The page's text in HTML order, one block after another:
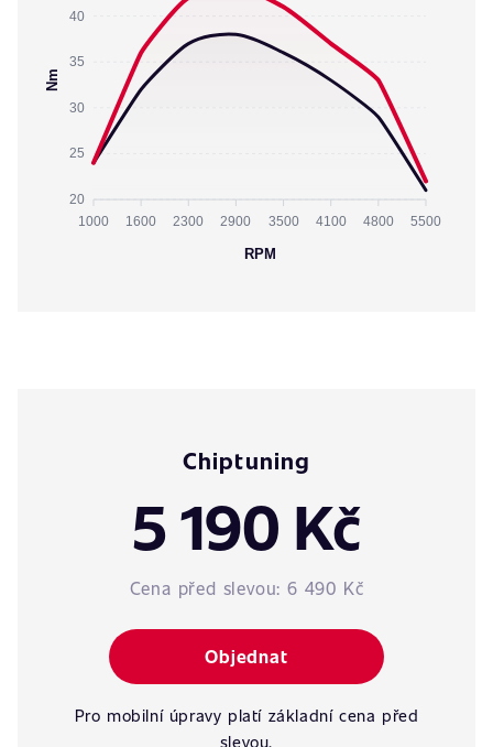
40
35
30
25
20
Nm
1000 1600 2300 2900 3500 4100 4800 5500
RPM
Chiptuning
5 190 Kč
Cena před slevou: 6 490 Kč
Objednat
Pro mobilní úpravy platí základní cena před
slevou.